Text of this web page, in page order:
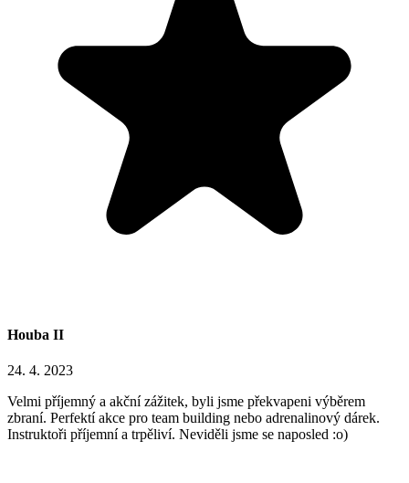
Houba II
24. 4. 2023
Velmi příjemný a akční zážitek, byli jsme překvapeni výběrem
zbraní. Perfektí akce pro team building nebo adrenalinový dárek.
Instruktoři příjemní a trpěliví. Neviděli jsme se naposled :o)